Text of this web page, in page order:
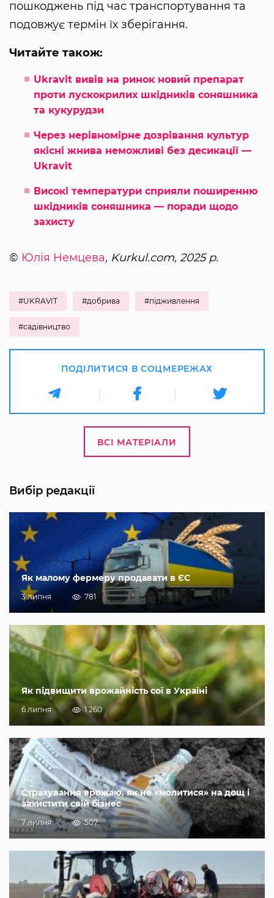
пошкоджень під час транспортування та
подовжує термін їх зберігання.
Читайте також:
Ukravit вивів на ринок новий препарат
проти лускокрилих шкідників соняшника
та кукурудзи
Через нерівномірне дозрівання культур
якісні жнива неможливі без десикації —
Ukravit
Високі температури сприяли поширенню
шкідників соняшника — поради щодо
захисту
© Юлія Немцева, Kurkul.com, 2025 р.
#UKRAVIT #добрива #підживлення
#садівництво
ПОДІЛИТИСЯ В СОЦМЕРЕЖАХ
ВСІ МАТЕРІАЛИ
Вибір редакції
Як малому фермеру продавати в ЄС
3 липня 781
Як підвищити врожайність сої в Україні
6 липня 1 260
Страхування врожаю, як не «молитися» на дощ і
захистити свій бізнес
7 липня 507